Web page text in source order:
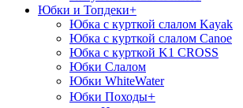
Юбки и Топдеки+
Юбка с курткой слалом Kayak
Юбка с курткой слалом Canoe
Юбка с курткой K1 CROSS
Юбки Слалом
Юбки WhiteWater
Юбки Походы+